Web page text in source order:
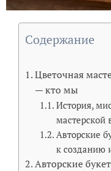
Содержание
Цветочная
— кто мы
История,
мастерской
Авторские
к созданию
Авторские